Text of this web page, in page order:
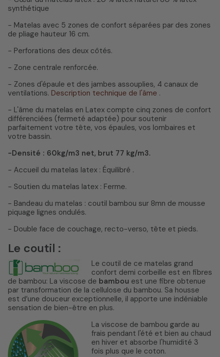
synthétique
- Matelas avec 5 zones de confort séparées par des zones
de pliage hauteur 16 cm.
- Perforations des deux côtés.
- Zone centrale renforcée.
- Zones d'épaule et des jambes assouplies, 4 canaux de
ventilations. Description technique de l'âme .
- L'âme du matelas en Latex compte cinq zones de confort
différenciées (fermeté adaptée) pour soutenir
parfaitement votre tête, vos épaules, vos lombaires et
votre bassin.
-Densité : 60kg/m3 net, brut 77 kg/m3.
- Accueil du matelas latex : Équilibré .
- Soutien du matelas latex : Ferme.
- Bandeau du matelas : coutil bambou sur 8mn de mousse
piquage lignes ondulés.
- Double face de couchage, recto-verso, tête et pieds.
Le coutil :
Le coutil de ce matelas grand
confort demi corbeille est en fibres
de bambou: La viscose de bambou est une fibre obtenue
par transformation de la cellulose du bambou. Sa housse
est d’une douceur exceptionnelle, il apporte une indéniable
sensation de bien-être en plus.
La viscose de bambou garde au
frais pendant l'été et bien au chaud
en hiver et absorbe l'humidité 3
fois plus que le coton.